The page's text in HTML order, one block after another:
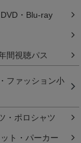
・Blu-ray
間視聴パス
ファッション小
・ポロシャツ
ト・パーカー